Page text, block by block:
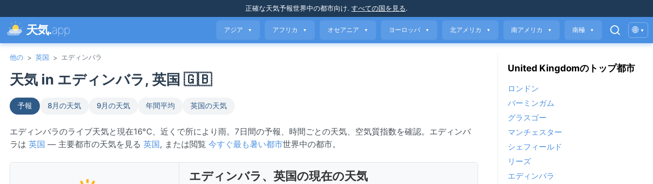
正確な天気予報世界中の都市向け. すべての国を見る.
天気.app アジア ▼ アフリカ ▼ オセアニア ▼ ヨーロッパ ▼ 北アメリカ ▼ 南アメリカ ▼ 南極 ▼ 🌐 ▾
他の > 英国 > エディンバラ
天気 in エディンバラ, 英国 🇬🇧
予報 8月の天気 9月の天気 年間平均 英国の天気
エディンバラのライブ天気と現在16°C、近くで所により雨。7日間の予報、時間ごとの天気、空気質指数を確認。エディンバ
ラは 英国 — 主要都市の天気を見る 英国 , または閲覧 今すぐ最も暑い都市世界中の都市。
エディンバラ、英国の現在の天気
United Kingdomのトップ都市
ロンドン
バーミンガム
グラスゴー
マンチェスター
シェフィールド
リーズ
エディンバラ